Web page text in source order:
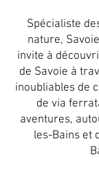
Spécialiste
nature,
invite à
de Savoie à
inoubliables de
de via
aventures,
les-Bains et